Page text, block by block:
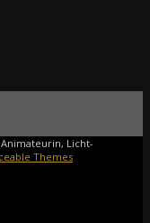
Licht-
Themes